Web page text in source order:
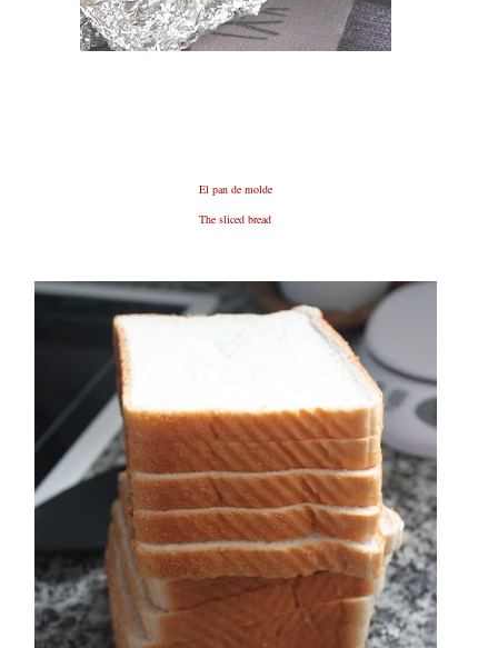
El pan de molde
The sliced bread